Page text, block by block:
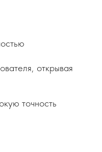
открывая
точность